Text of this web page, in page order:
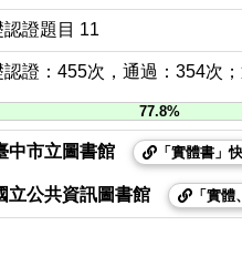
認證題目 11
認證：455次，通過：354次；
77.8%
中市立圖書館 「實體書」
立公共資訊圖書館 「實體